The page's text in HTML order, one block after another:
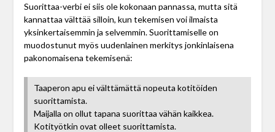
Suorittaa-verbi ei siis ole kokonaan pannassa, mutta sitä
kannattaa välttää silloin, kun tekemisen voi ilmaista
yksinkertaisemmin ja selvemmin. Suorittamiselle on
muodostunut myös uudenlainen merkitys jonkinlaisena
pakonomaisena tekemisenä:
Taaperon apu ei välttämättä nopeuta kotitöiden
suorittamista.
Maijalla on ollut tapana suorittaa vähän kaikkea.
Kotityötkin ovat olleet suorittamista.